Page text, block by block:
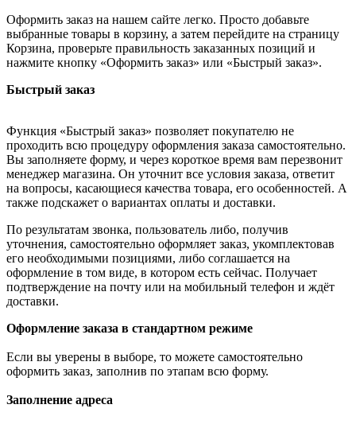
Оформить заказ на нашем сайте легко. Просто добавьте
выбранные товары в корзину, а затем перейдите на страницу
Корзина, проверьте правильность заказанных позиций и
нажмите кнопку «Оформить заказ» или «Быстрый заказ».
Быстрый заказ
Функция «Быстрый заказ» позволяет покупателю не
проходить всю процедуру оформления заказа самостоятельно.
Вы заполняете форму, и через короткое время вам перезвонит
менеджер магазина. Он уточнит все условия заказа, ответит
на вопросы, касающиеся качества товара, его особенностей. А
также подскажет о вариантах оплаты и доставки.
По результатам звонка, пользователь либо, получив
уточнения, самостоятельно оформляет заказ, укомплектовав
его необходимыми позициями, либо соглашается на
оформление в том виде, в котором есть сейчас. Получает
подтверждение на почту или на мобильный телефон и ждёт
доставки.
Оформление заказа в стандартном режиме
Если вы уверены в выборе, то можете самостоятельно
оформить заказ, заполнив по этапам всю форму.
Заполнение адреса